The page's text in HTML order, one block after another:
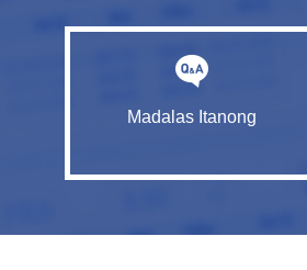
Madalas Itanong